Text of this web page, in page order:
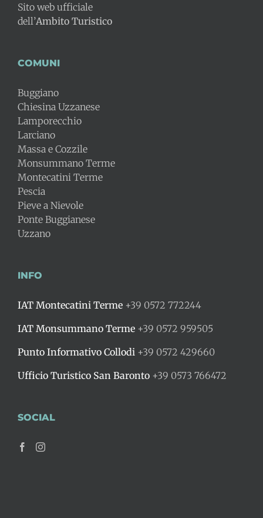
Sito web ufficiale
dell’Ambito Turistico
COMUNI
Buggiano
Chiesina Uzzanese
Lamporecchio
Larciano
Massa e Cozzile
Monsummano Terme
Montecatini Terme
Pescia
Pieve a Nievole
Ponte Buggianese
Uzzano
INFO
IAT Montecatini Terme +39 0572 772244
IAT Monsummano Terme +39 0572 959505
Punto Informativo Collodi +39 0572 429660
Ufficio Turistico San Baronto +39 0573 766472
SOCIAL